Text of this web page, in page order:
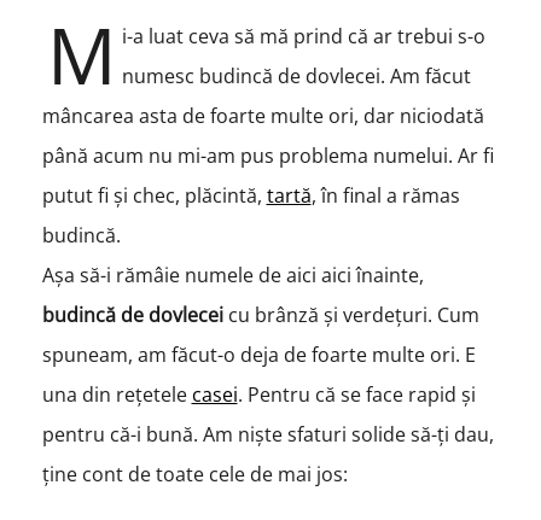
M i-a luat ceva să mă prind că ar trebui s-o
numesc budincă de dovlecei. Am făcut
mâncarea asta de foarte multe ori, dar niciodată
până acum nu mi-am pus problema numelui. Ar fi
putut fi și chec, plăcintă, tartă, în final a rămas
budincă.
Așa să-i rămâie numele de aici aici înainte,
budincă de dovleceicu brânză și verdețuri. Cum
spuneam, am făcut-o deja de foarte multe ori. E
una din rețetele casei. Pentru că se face rapid și
pentru că-i bună. Am niște sfaturi solide să-ți dau,
ține cont de toate cele de mai jos: